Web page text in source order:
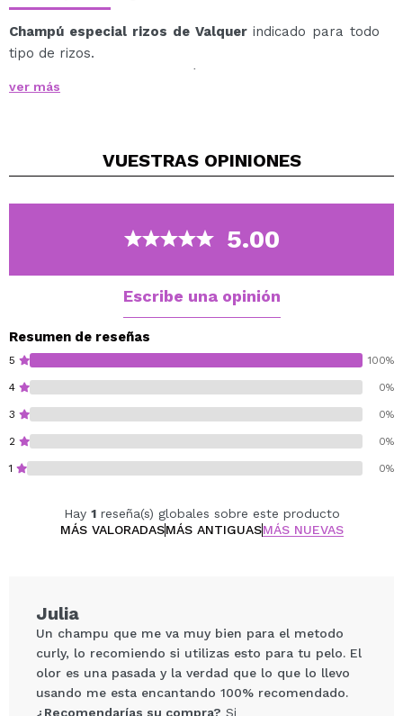
Champú especial rizos de Valquer indicado para todo
tipo de rizos.
Un champú apto para el método curly y con un 97% de
ingredientes de origen natural.
Este champú proporciona y mantiene la máxima
pierda el frizz propio y quede más natural.
La fórmula ha sido enriquecida con un activo natural
derivado del maíz, que aporta al cabello rizado la
encrespamiento y definiendo el rizo.
recomienda utilizar toda la línea Special Curls de la
marca.
Cruelty free.
Vegan.
Sulfate free.
Silicones free.
ver más
VUESTRAS OPINIONES
5.00
Escribe una opinión
Resumen de reseñas
5 100%
4 0%
3 0%
2 0%
1 0%
Hay 1reseña(s) globales sobre este producto
MÁS VALORADASMÁS ANTIGUASMÁS NUEVAS
Julia
Un champu que me va muy bien para el metodo
curly, lo recomiendo si utilizas esto para tu pelo. El
olor es una pasada y la verdad que lo que lo llevo
usando me esta encantando 100% recomendado.
¿Recomendarías su compra? Si